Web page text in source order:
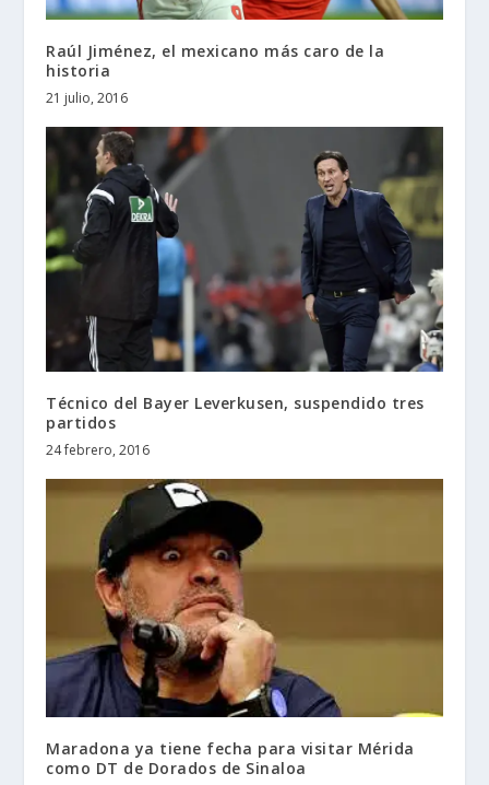
Raúl Jiménez, el mexicano más caro de la
historia
21 julio, 2016
Técnico del Bayer Leverkusen, suspendido tres
partidos
24 febrero, 2016
Maradona ya tiene fecha para visitar Mérida
como DT de Dorados de Sinaloa